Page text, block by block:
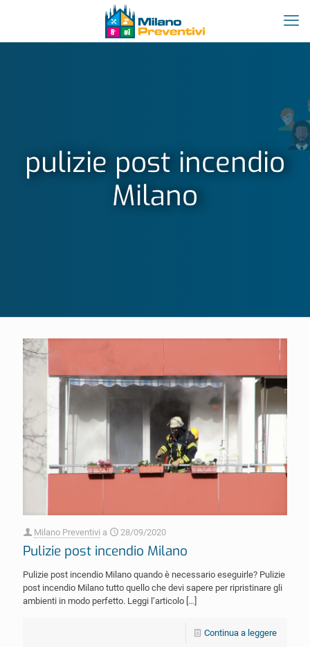
pulizie post incendio
Milano
Milano Preventivi a 28/09/2020
Pulizie post incendio Milano
Pulizie post incendio Milano quando è necessario eseguirle? Pulizie
post incendio Milano tutto quello che devi sapere per ripristinare gli
ambienti in modo perfetto. Leggi l’articolo […]
Continua a leggere